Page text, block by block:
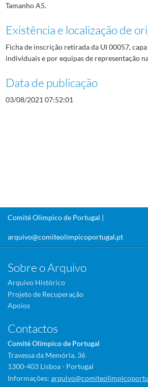
Tamanho A5.
Existência e localização de
Ficha de inscrição retirada da UI 00057, capa
individuais e por equipas de representação
Data de publicação
03/08/2021 07:52:01
Comité Olímpico de Portugal |
arquivo@comiteolimpicoportugal.pt
Sobre o Arquivo
Arquivo Histórico
Projeto de Recuperação
Apoios
Contactos
Comité Olímpico de Portugal
Travessa da Memória, 36
1300-403 Lisboa - Portugal
Informações: